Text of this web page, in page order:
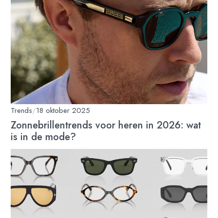
Trends/18 oktober 2025
Zonnebrillentrends voor heren in 2026: wat
is in de mode?